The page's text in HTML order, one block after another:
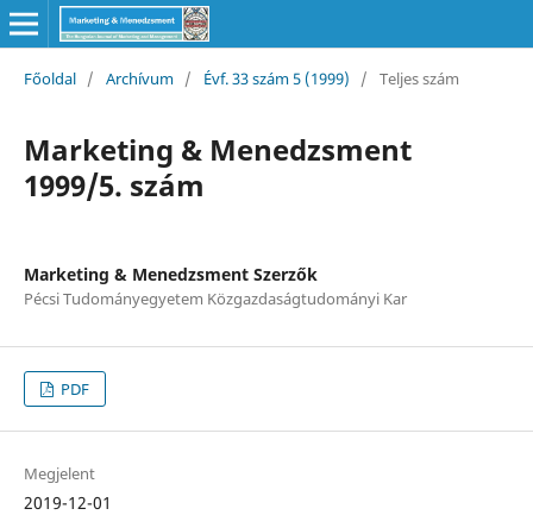
Főoldal / Archívum / Évf. 33 szám 5 (1999) / Teljes szám
Marketing & Menedzsment
1999/5. szám
Marketing & Menedzsment Szerzők
Pécsi Tudományegyetem Közgazdaságtudományi Kar
PDF
Megjelent
2019-12-01